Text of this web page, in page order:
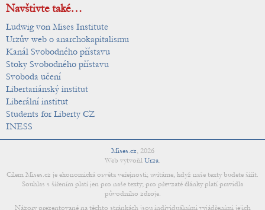
Navštivte také…
Ludwig von Mises Institute
Urzův web o anarchokapitalismu
Kanál Svobodného přístavu
Stoky Svobodného přístavu
Svoboda učení
Libertariánský institut
Liberální institut
Students for Liberty CZ
INESS
Mises.cz, 2026
Web vytvořil Urza.
Cílem Mises.cz je ekonomická osvěta veřejnosti; uvítáme, když naše texty budete šířit.
Souhlas s šířením platí jen pro naše texty; pro převzaté články platí pravidla
původního zdroje.
Názory prezentované na těchto stránkách jsou individuálními vyjádřeními jejich